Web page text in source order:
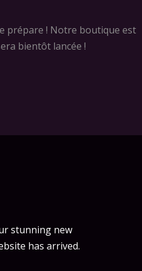
prépare ! Notre boutique est
bientôt lancée !
stunning new
has arrived.